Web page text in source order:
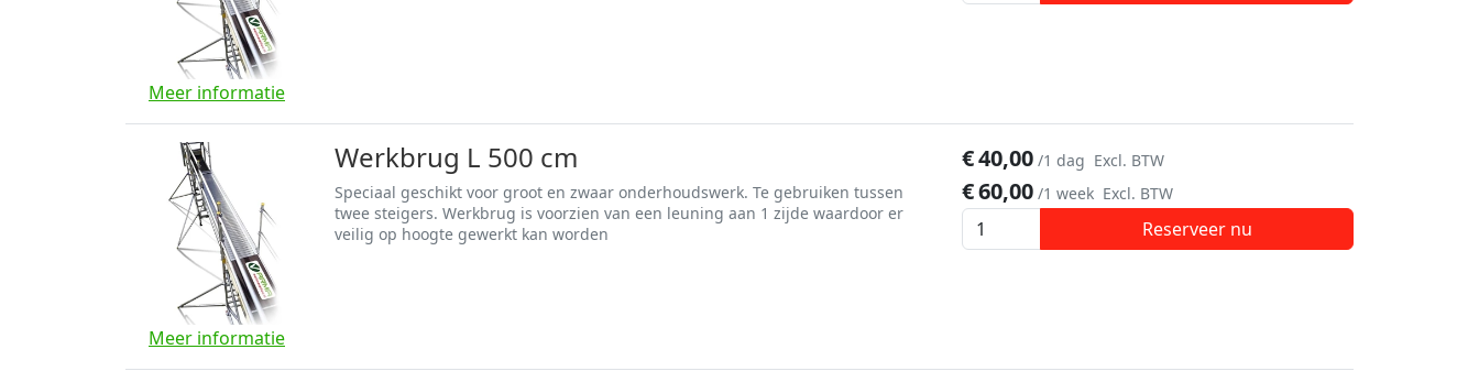
Meer informatie
Meer informatie
€40,00 /1 dag Excl. BTW
€60,00 /1 week Excl. BTW
Reserveer nu
Werkbrug L 500 cm
Speciaal geschikt voor groot en zwaar onderhoudswerk. Te gebruiken tussen
twee steigers. Werkbrug is voorzien van een leuning aan 1 zijde waardoor er
veilig op hoogte gewerkt kan worden